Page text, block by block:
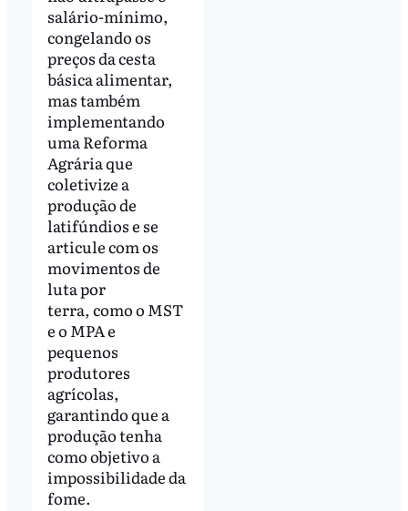
salário-mínimo,
congelando os
preços da cesta
básica alimentar,
mas também
implementando
uma Reforma
Agrária que
coletivize a
produção de
latifúndios e se
articule com os
movimentos de
luta por
terra, como o MST
e o MPA e
pequenos
produtores
agrícolas,
garantindo que a
produção tenha
como objetivo a
impossibilidade da
fome.